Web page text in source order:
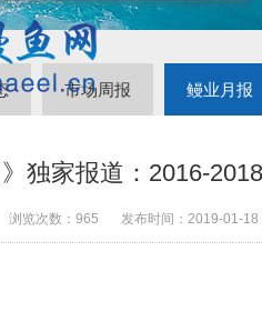
市场周报 鳗业月报
》独家报道：2016-
浏览次数： 965 发布时间： 2019-01-18